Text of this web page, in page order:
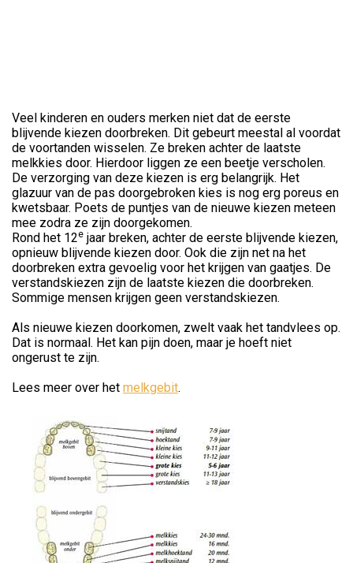
Veel kinderen en ouders merken niet dat de eerste
blijvende kiezen doorbreken. Dit gebeurt meestal al voordat
de voortanden wisselen. Ze breken achter de laatste
melkkies door. Hierdoor liggen ze een beetje verscholen.
De verzorging van deze kiezen is erg belangrijk. Het
glazuur van de pas doorgebroken kies is nog erg poreus en
kwetsbaar. Poets de puntjes van de nieuwe kiezen meteen
mee zodra ze zijn doorgekomen.
Rond het 12e jaar breken, achter de eerste blijvende kiezen,
opnieuw blijvende kiezen door. Ook die zijn net na het
doorbreken extra gevoelig voor het krijgen van gaatjes. De
verstandskiezen zijn de laatste kiezen die doorbreken.
Sommige mensen krijgen geen verstandskiezen.
Als nieuwe kiezen doorkomen, zwelt vaak het tandvlees op.
Dat is normaal. Het kan pijn doen, maar je hoeft niet
ongerust te zijn.
Lees meer over het melkgebit.